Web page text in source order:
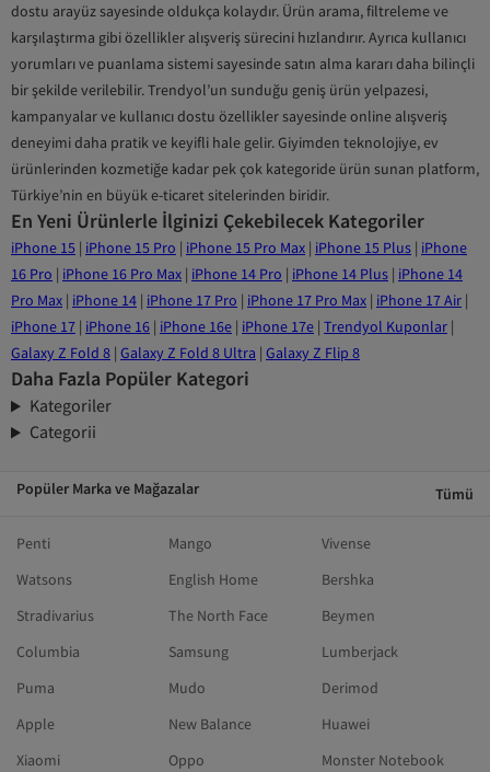
dostu arayüz sayesinde oldukça kolaydır. Ürün arama, filtreleme ve
karşılaştırma gibi özellikler alışveriş sürecini hızlandırır. Ayrıca kullanıcı
yorumları ve puanlama sistemi sayesinde satın alma kararı daha bilinçli
bir şekilde verilebilir. Trendyol’un sunduğu geniş ürün yelpazesi,
kampanyalar ve kullanıcı dostu özellikler sayesinde online alışveriş
deneyimi daha pratik ve keyifli hale gelir. Giyimden teknolojiye, ev
ürünlerinden kozmetiğe kadar pek çok kategoride ürün sunan platform,
Türkiye’nin en büyük e-ticaret sitelerinden biridir.
En Yeni Ürünlerle İlginizi Çekebilecek Kategoriler
iPhone 15 | iPhone 15 Pro | iPhone 15 Pro Max | iPhone 15 Plus | iPhone
16 Pro | iPhone 16 Pro Max | iPhone 14 Pro | iPhone 14 Plus | iPhone 14
Pro Max | iPhone 14 | iPhone 17 Pro | iPhone 17 Pro Max | iPhone 17 Air |
iPhone 17 | iPhone 16 | iPhone 16e | iPhone 17e | Trendyol Kuponlar |
Galaxy Z Fold 8 | Galaxy Z Fold 8 Ultra | Galaxy Z Flip 8
Daha Fazla Popüler Kategori
Kategoriler
Categorii
Popüler Marka ve Mağazalar Tümü
Penti Mango
Vivense
Watsons
English Home
Bershka
Stradivarius
The North Face
Beymen
Columbia
Samsung
Lumberjack
Puma
Mudo
Derimod
Apple
New Balance
Huawei
Xiaomi
Oppo
Monster Notebook